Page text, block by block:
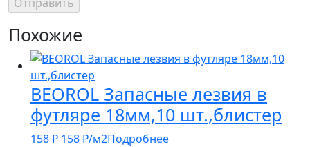
Похожие
BEOROL Запасные лезвия в
футляре 18мм,10 шт.,блистер
158₽ 158₽/м2Подробнее